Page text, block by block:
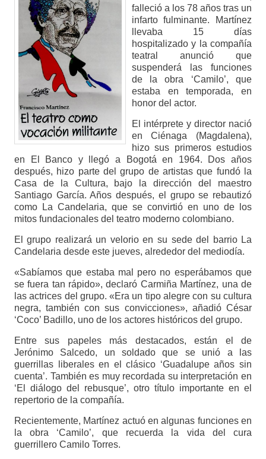
falleció a los 78 años tras un
infarto fulminante. Martínez
llevaba 15 días
hospitalizado y la compañía
teatral anunció que
suspenderá las funciones
de la obra ‘Camilo’, que
estaba en temporada, en
honor del actor.
El intérprete y director nació
en Ciénaga (Magdalena),
hizo sus primeros estudios
en El Banco y llegó a Bogotá en 1964. Dos años
después, hizo parte del grupo de artistas que fundó la
Casa de la Cultura, bajo la dirección del maestro
Santiago García. Años después, el grupo se rebautizó
como La Candelaria, que se convirtió en uno de los
mitos fundacionales del teatro moderno colombiano.
El grupo realizará un velorio en su sede del barrio La
Candelaria desde este jueves, alrededor del mediodía.
«Sabíamos que estaba mal pero no esperábamos que
se fuera tan rápido», declaró Carmiña Martínez, una de
las actrices del grupo. «Era un tipo alegre con su cultura
negra, también con sus convicciones», añadió César
‘Coco’ Badillo, uno de los actores históricos del grupo.
Entre sus papeles más destacados, están el de
Jerónimo Salcedo, un soldado que se unió a las
guerrillas liberales en el clásico ‘Guadalupe años sin
cuenta’. También es muy recordada su interpretación en
‘El diálogo del rebusque’, otro título importante en el
repertorio de la compañía.
Recientemente, Martínez actuó en algunas funciones en
la obra ‘Camilo’, que recuerda la vida del cura
guerrillero Camilo Torres.